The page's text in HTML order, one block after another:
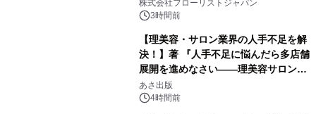
発売
株式会社フローリストジャパン
3時間前
【理美容・サロン業界の人手不足を解
決！】著 『人手不足に悩んだら多店舗
展開を進めなさい――理美容サロン
「多店舗展開」の教科書』2026年8月
24日（月）発売
あさ出版
4時間前